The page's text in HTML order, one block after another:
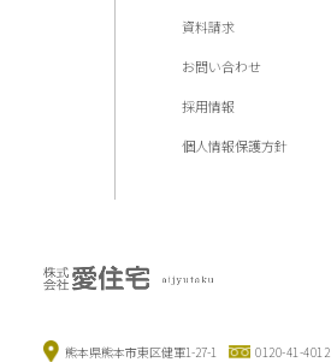
資料請求
お問い合わせ
採用情報
個人情報保護方針
熊本県熊本市東区健軍1-27-1 0120-41-4012